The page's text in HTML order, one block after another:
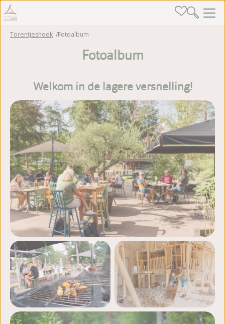
Torentjeshoek Fotoalbum
Fotoalbum
Welkom in de lagere versnelling!